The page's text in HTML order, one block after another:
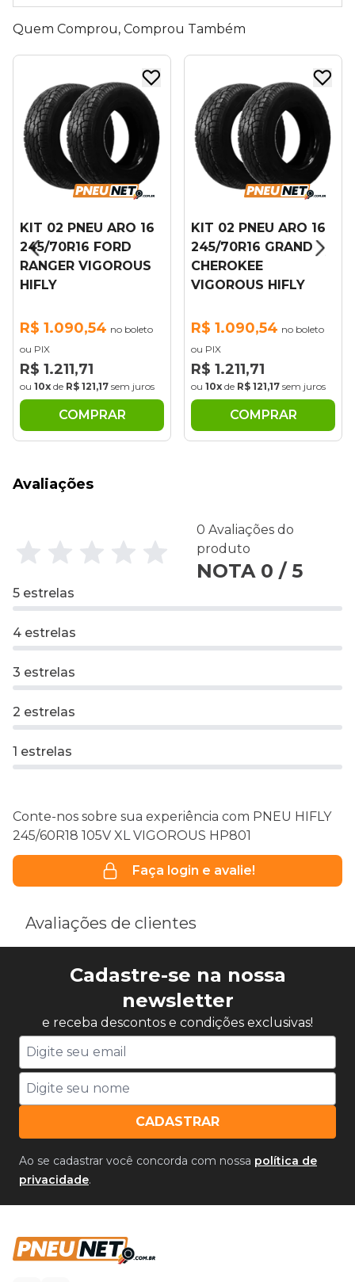
Quem Comprou, Comprou Também
ARO 16
FORD
no boleto
sem juros
KIT 02 PNEU ARO 16
245/70R16 GRAND
CHEROKEE
VIGOROUS HIFLY
R$ 1.090,54 no boleto
ou10xdeR$ 121,17sem juros
KIT 02
245/70R16
HIFLY
R$
ou10xdeR$
Avaliações
0 Avaliações do
produto
NOTA 0 / 5
5 estrelas
4 estrelas
3 estrelas
2 estrelas
1 estrelas
Conte-nos sobre sua experiência com PNEU HIFLY
245/60R18 105V XL VIGOROUS HP801
Faça login e avalie!
Avaliações de clientes
Cadastre-se na nossa
newsletter
e receba descontos e condições exclusivas!
CADASTRAR
Ao se cadastrar você concorda com nossa política de
privacidade.